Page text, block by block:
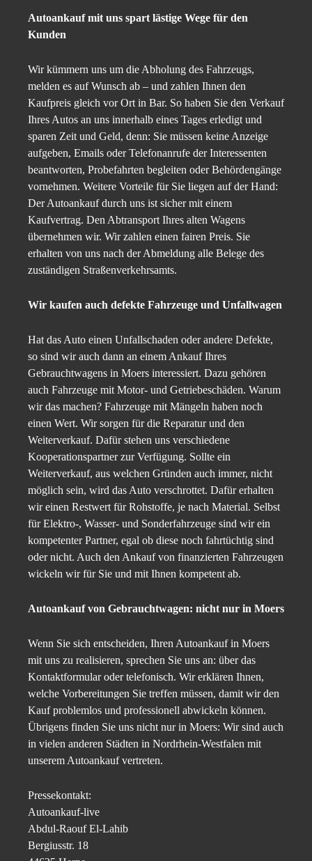
Autoankauf mit uns spart lästige Wege für den
Kunden
Wir kümmern uns um die Abholung des Fahrzeugs,
melden es auf Wunsch ab – und zahlen Ihnen den
Kaufpreis gleich vor Ort in Bar. So haben Sie den Verkauf
Ihres Autos an uns innerhalb eines Tages erledigt und
sparen Zeit und Geld, denn: Sie müssen keine Anzeige
aufgeben, Emails oder Telefonanrufe der Interessenten
beantworten, Probefahrten begleiten oder Behördengänge
vornehmen. Weitere Vorteile für Sie liegen auf der Hand:
Der Autoankauf durch uns ist sicher mit einem
Kaufvertrag. Den Abtransport Ihres alten Wagens
übernehmen wir. Wir zahlen einen fairen Preis. Sie
erhalten von uns nach der Abmeldung alle Belege des
zuständigen Straßenverkehrsamts.
Wir kaufen auch defekte Fahrzeuge und Unfallwagen
Hat das Auto einen Unfallschaden oder andere Defekte,
so sind wir auch dann an einem Ankauf Ihres
Gebrauchtwagens in Moers interessiert. Dazu gehören
auch Fahrzeuge mit Motor- und Getriebeschäden. Warum
wir das machen? Fahrzeuge mit Mängeln haben noch
einen Wert. Wir sorgen für die Reparatur und den
Weiterverkauf. Dafür stehen uns verschiedene
Kooperationspartner zur Verfügung. Sollte ein
Weiterverkauf, aus welchen Gründen auch immer, nicht
möglich sein, wird das Auto verschrottet. Dafür erhalten
wir einen Restwert für Rohstoffe, je nach Material. Selbst
für Elektro-, Wasser- und Sonderfahrzeuge sind wir ein
kompetenter Partner, egal ob diese noch fahrtüchtig sind
oder nicht. Auch den Ankauf von finanzierten Fahrzeugen
wickeln wir für Sie und mit Ihnen kompetent ab.
Autoankauf von Gebrauchtwagen: nicht nur in Moers
Wenn Sie sich entscheiden, Ihren Autoankauf in Moers
mit uns zu realisieren, sprechen Sie uns an: über das
Kontaktformular oder telefonisch. Wir erklären Ihnen,
welche Vorbereitungen Sie treffen müssen, damit wir den
Kauf problemlos und professionell abwickeln können.
Übrigens finden Sie uns nicht nur in Moers: Wir sind auch
in vielen anderen Städten in Nordrhein-Westfalen mit
unserem Autoankauf vertreten.
Pressekontakt:
Autoankauf-live
Abdul-Raouf El-Lahib
Bergiusstr. 18